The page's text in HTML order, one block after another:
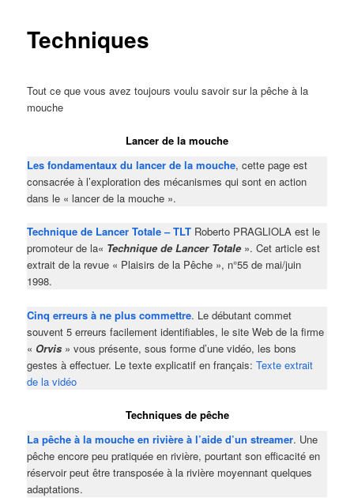
Techniques
Tout ce que vous avez toujours voulu savoir sur la pêche à la
mouche
Lancer de la mouche
Les fondamentaux du lancer de la mouche, cette page est
consacrée à l’exploration des mécanismes qui sont en action
dans le « lancer de la mouche ».
Technique de Lancer Totale – TLT Roberto PRAGLIOLA est le
promoteur de la« Technique de Lancer Totale ». Cet article est
extrait de la revue « Plaisirs de la Pêche », n°55 de mai/juin
1998.
Cinq erreurs à ne plus commettre. Le débutant commet
souvent 5 erreurs facilement identifiables, le site Web de la firme
« Orvis » vous présente, sous forme d’une vidéo, les bons
gestes à effectuer. Le texte explicatif en français:Texte extrait
de la vidéo
Techniques de pêche
La pêche à la mouche en rivière à l’aide d’un streamer. Une
pêche encore peu pratiquée en rivière, pourtant son efficacité en
réservoir peut être transposée à la rivière moyennant quelques
adaptations.